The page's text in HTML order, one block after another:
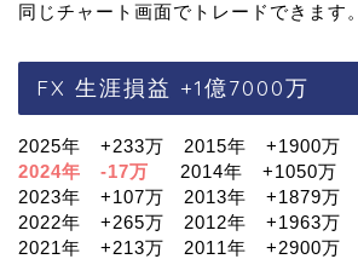
同じチャート画面でトレードできます。
FX 生涯損益 +1億7000万
2025年 +233万 2015年 +1900万
2024年 -17万
2014年 +1050万
2023年 +107万 2013年 +1879万
2022年 +265万 2012年 +1963万
2021年 +213万 2011年 +2900万